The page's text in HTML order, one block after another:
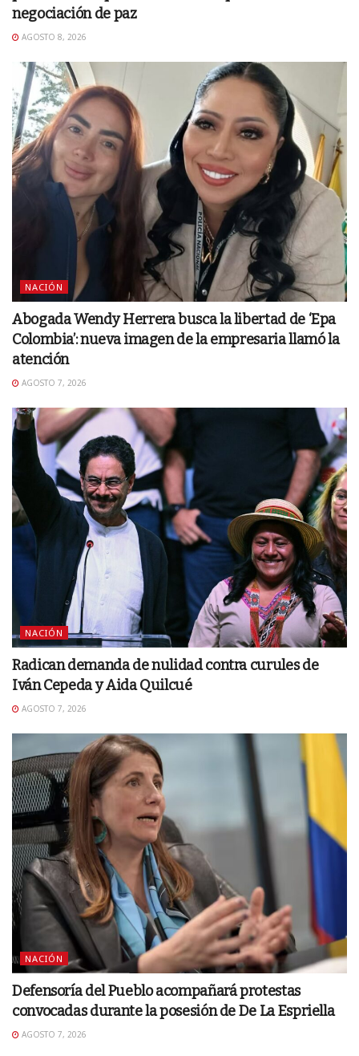
negociación de paz
AGOSTO 8, 2026
NACIÓN
Abogada Wendy Herrera busca la libertad de ‘Epa
Colombia’: nueva imagen de la empresaria llamó la
atención
AGOSTO 7, 2026
NACIÓN
Radican demanda de nulidad contra curules de
Iván Cepeda y Aida Quilcué
AGOSTO 7, 2026
NACIÓN
Defensoría del Pueblo acompañará protestas
convocadas durante la posesión de De La Espriella
AGOSTO 7, 2026